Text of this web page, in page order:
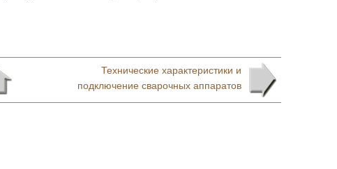
Технические характеристики и
подключение сварочных аппаратов